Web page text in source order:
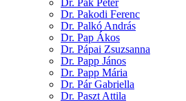
Dr. Pák Péter
Dr. Pakodi Ferenc
Dr. Palkó András
Dr. Pap Ákos
Dr. Pápai Zsuzsanna
Dr. Papp János
Dr. Papp Mária
Dr. Pár Gabriella
Dr. Paszt Attila